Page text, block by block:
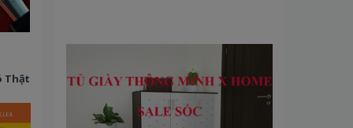
Thật